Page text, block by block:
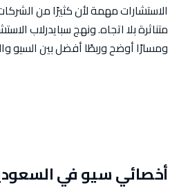
الاستشارات مهمة لأن كثيرًا من
متناثرة بلا اتجاه. ونهج سبايدرلاب
ومسارًا أوضح وربطًا أفضل بين السيو
أخصائي سيو في